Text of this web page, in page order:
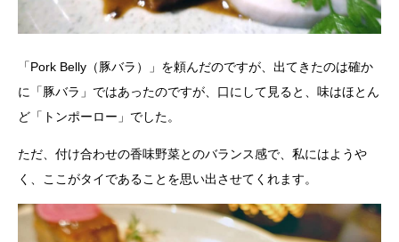
「Pork Belly（豚バラ）」を頼んだのですが、出てきたのは確か
に「豚バラ」ではあったのですが、口にして見ると、味はほとん
ど「トンポーロー」でした。
ただ、付け合わせの香味野菜とのバランス感で、私にはようや
く、ここがタイであることを思い出させてくれます。